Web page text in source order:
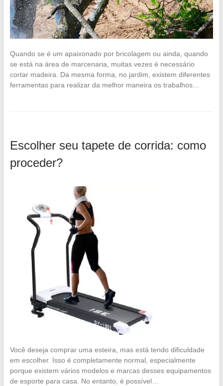
Quando se é um apaixonado por bricolagem ou ainda, quando
se está na área de marcenaria, muitas vezes é necessário
cortar madeira. Da mesma forma, no jardim, existem diferentes
ferramentas para realizar da melhor maneira os trabalhos…
Escolher seu tapete de corrida: como
proceder?
Você deseja comprar uma esteira, mas está tendo dificuldade
em escolher. Isso é completamente normal, especialmente
porque existem vários modelos e marcas desses equipamentos
de esporte para casa. No entanto, é possível…